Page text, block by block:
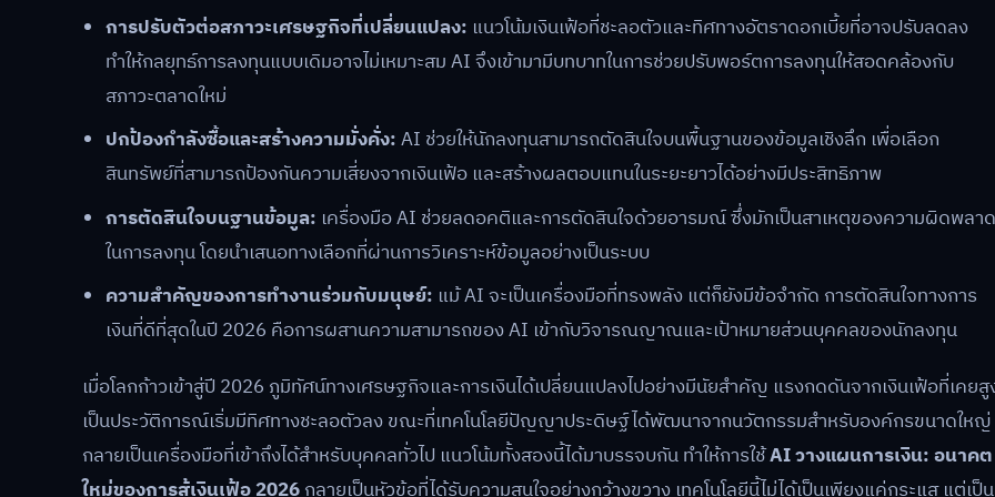
การปรับตัวต่อสภาวะเศรษฐกิจที่เปลี่ยนแปลง: แนวโน้มเงินเฟ้อที่ชะลอตัวและทิศทางอัตราดอกเบี้ยที่อาจปรับลดลง
ทำให้กลยุทธ์การลงทุนแบบเดิมอาจไม่เหมาะสม AI จึงเข้ามามีบทบาทในการช่วยปรับพอร์ตการลงทุนให้สอดคล้องกับ
สภาวะตลาดใหม่
ปกป้องกำลังซื้อและสร้างความมั่งคั่ง:AI ช่วยให้นักลงทุนสามารถตัดสินใจบนพื้นฐานของข้อมูลเชิงลึก เพื่อเลือก
สินทรัพย์ที่สามารถป้องกันความเสี่ยงจากเงินเฟ้อ และสร้างผลตอบแทนในระยะยาวได้อย่างมีประสิทธิภาพ
การตัดสินใจบนฐานข้อมูล: เครื่องมือ AI ช่วยลดอคติและการตัดสินใจด้วยอารมณ์ ซึ่งมักเป็นสาเหตุของความผิดพลา
ในการลงทุน โดยนำเสนอทางเลือกที่ผ่านการวิเคราะห์ข้อมูลอย่างเป็นระบบ
ความสำคัญของการทำงานร่วมกับมนุษย์: แม้ AI จะเป็นเครื่องมือที่ทรงพลัง แต่ก็ยังมีข้อจำกัด การตัดสินใจทางการ
เงินที่ดีที่สุดในปี 2026 คือการผสานความสามารถของ AI เข้ากับวิจารณญาณและเป้าหมายส่วนบุคคลของนักลงทุน
เมื่อโลกก้าวเข้าสู่ปี 2026 ภูมิทัศน์ทางเศรษฐกิจและการเงินได้เปลี่ยนแปลงไปอย่างมีนัยสำคัญ แรงกดดันจากเงินเฟ้อที่เคยสู
เป็นประวัติการณ์เริ่มมีทิศทางชะลอตัวลง ขณะที่เทคโนโลยีปัญญาประดิษฐ์ได้พัฒนาจากนวัตกรรมสำหรับองค์กรขนาดใหญ่
กลายเป็นเครื่องมือที่เข้าถึงได้สำหรับบุคคลทั่วไป แนวโน้มทั้งสองนี้ได้มาบรรจบกัน ทำให้การใช้AI วางแผนการเงิน: อนาคต
ใหม่ของการสู้เงินเฟ้อ 2026กลายเป็นหัวข้อที่ได้รับความสนใจอย่างกว้างขวาง เทคโนโลยีนี้ไม่ได้เป็นเพียงแค่กระแส แต่เป็น